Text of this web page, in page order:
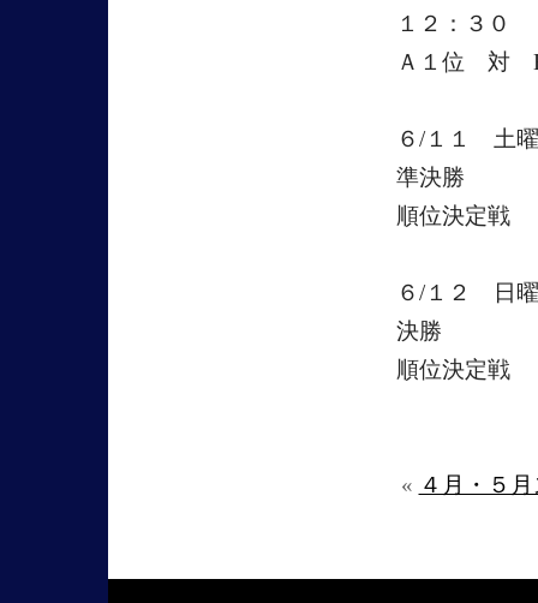
１２：３０
Ａ１位 対
６/１１ 土
準決勝
順位決定戦
６/１２ 日
決勝
順位決定戦
« ４月・